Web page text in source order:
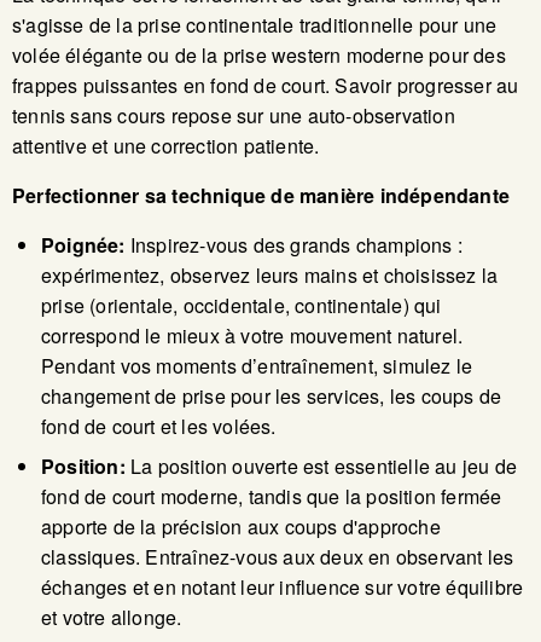
s'agisse de la prise continentale traditionnelle pour une
volée élégante ou de la prise western moderne pour des
frappes puissantes en fond de court. Savoir progresser au
tennis sans cours repose sur une auto-observation
attentive et une correction patiente.
Perfectionner sa technique de manière indépendante
Poignée: Inspirez-vous des grands champions :
expérimentez, observez leurs mains et choisissez la
prise (orientale, occidentale, continentale) qui
correspond le mieux à votre mouvement naturel.
Pendant vos moments d’entraînement, simulez le
changement de prise pour les services, les coups de
fond de court et les volées.
Position: La position ouverte est essentielle au jeu de
fond de court moderne, tandis que la position fermée
apporte de la précision aux coups d'approche
classiques. Entraînez-vous aux deux en observant les
échanges et en notant leur influence sur votre équilibre
et votre allonge.